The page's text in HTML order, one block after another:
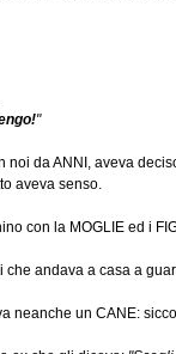
"
noi da ANNI, aveva
aveva senso.
con la MOGLIE ed i
che andava a casa a
neanche un CANE: